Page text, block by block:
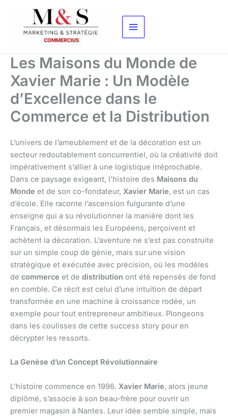
contenu
Les Maisons du Monde de
Xavier Marie : Un Modèle
d’Excellence dans le
Commerce et la Distribution
L’univers de l’ameublement et de la décoration est un
secteur redoutablement concurrentiel, où la créativité doit
impérativement s’allier à une logistique irréprochable.
Dans ce paysage exigeant, l’histoire des Maisons du
Monde et de son co-fondateur, Xavier Marie, est un cas
d’école. Elle raconte l’ascension fulgurante d’une
enseigne qui a su révolutionner la manière dont les
Français, et désormais les Européens, perçoivent et
achètent la décoration. L’aventure ne s’est pas construite
sur un simple coup de génie, mais sur une vision
stratégique et exécutée avec précision, où les modèles
de commerce et de distribution ont été repensés de fond
en comble. Ce récit est celui d’une intuition de départ
transformée en une machine à croissance rodée, un
exemple pour tout entrepreneur ambitieux. Plongeons
dans les coulisses de cette success story pour en
décrypter les ressorts.
La Genèse d’un Concept Révolutionnaire
L’histoire commence en 1996. Xavier Marie, alors jeune
diplômé, s’associe à son beau-frère pour ouvrir un
premier magasin à Nantes. Leur idée semble simple, mais